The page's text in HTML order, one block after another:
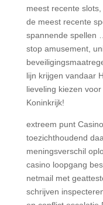
meest recente
de meest recente
spannende spellen
stop amusement,
lijn krijgen vandaar
lieveling kiezen
Koninkrijk!
extreem punt
toezichthoudend
meningsverschil
casino loopgang
netmail met
schrijven